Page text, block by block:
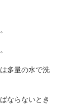
多量の水で洗
ならないとき